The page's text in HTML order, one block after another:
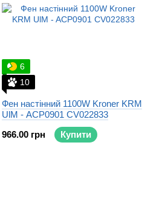
6
10
Фен настінний 1100W Kroner KRM
UlM - ACP0901 CV022833
966.00 грн
Купити